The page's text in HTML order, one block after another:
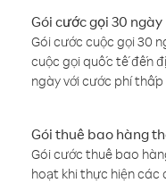
Gói cước gọi 30 ngày
Gói cước cuộc gọi 30
cuộc gọi quốc tế đến
ngày với cước phí thấp
Gói thuê bao hàng
Gói cước thuê bao
hoạt khi thực hiện các